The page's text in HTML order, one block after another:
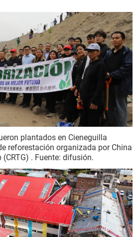
plantados en Cieneguilla
reforestación organizada por China
. Fuente: difusión.